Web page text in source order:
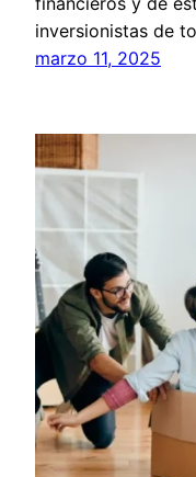
inversionistas de
marzo 11, 2025